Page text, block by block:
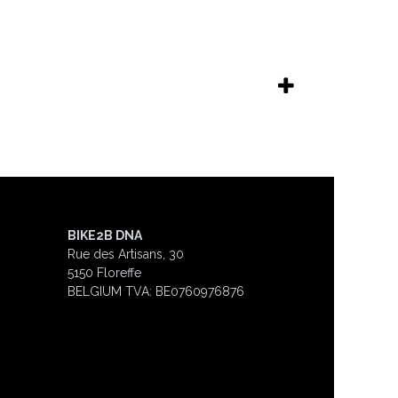
BIKE2B DNA
Rue des Artisans, 30
5150 Floreffe
BELGIUM TVA: BE0760976876